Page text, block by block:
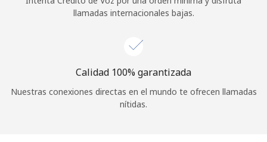
llamadas internacionales bajas.
Calidad 100% garantizada
Nuestras conexiones directas en el mundo te ofrecen llamadas
nítidas.